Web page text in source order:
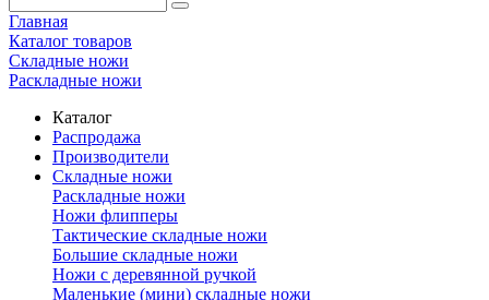
Главная
Каталог товаров
Складные ножи
Раскладные ножи
Каталог
Распродажа
Производители
Складные ножи
Раскладные ножи
Ножи флипперы
Тактические складные ножи
Большие складные ножи
Ножи с деревянной ручкой
Маленькие (мини) складные ножи